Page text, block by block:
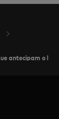
antecipam o